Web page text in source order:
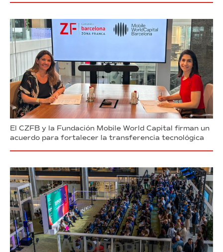
El CZFB y la Fundación Mobile World Capital firman un
acuerdo para fortalecer la transferencia tecnológica